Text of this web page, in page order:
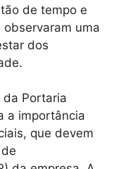
de tempo e
uma
dos
Portaria
a importância
que devem